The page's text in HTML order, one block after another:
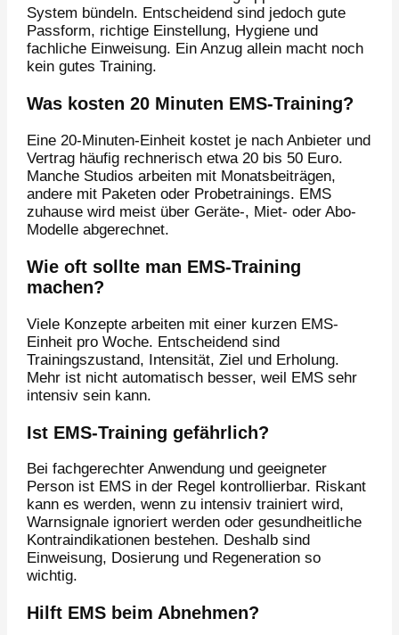
System bündeln. Entscheidend sind jedoch gute
Passform, richtige Einstellung, Hygiene und
fachliche Einweisung. Ein Anzug allein macht noch
kein gutes Training.
Was kosten 20 Minuten EMS-Training?
Eine 20-Minuten-Einheit kostet je nach Anbieter und
Vertrag häufig rechnerisch etwa 20 bis 50 Euro.
Manche Studios arbeiten mit Monatsbeiträgen,
andere mit Paketen oder Probetrainings. EMS
zuhause wird meist über Geräte-, Miet- oder Abo-
Modelle abgerechnet.
Wie oft sollte man EMS-Training
machen?
Viele Konzepte arbeiten mit einer kurzen EMS-
Einheit pro Woche. Entscheidend sind
Trainingszustand, Intensität, Ziel und Erholung.
Mehr ist nicht automatisch besser, weil EMS sehr
intensiv sein kann.
Ist EMS-Training gefährlich?
Bei fachgerechter Anwendung und geeigneter
Person ist EMS in der Regel kontrollierbar. Riskant
kann es werden, wenn zu intensiv trainiert wird,
Warnsignale ignoriert werden oder gesundheitliche
Kontraindikationen bestehen. Deshalb sind
Einweisung, Dosierung und Regeneration so
wichtig.
Hilft EMS beim Abnehmen?